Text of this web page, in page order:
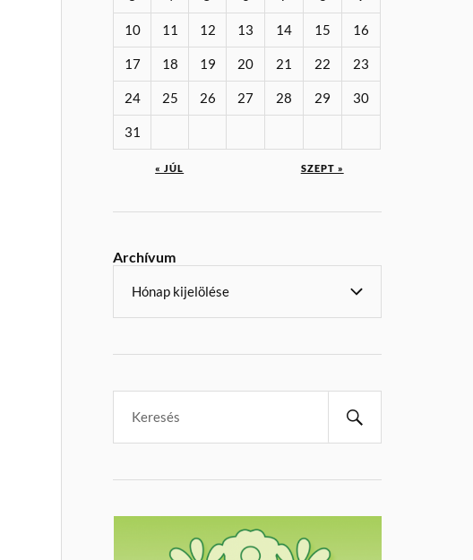
10 11 12 13 14 15 16
17 18 19 20 21 22 23
24 25 26 27 28 29 30
31
« JÚL SZEPT »
Archívum